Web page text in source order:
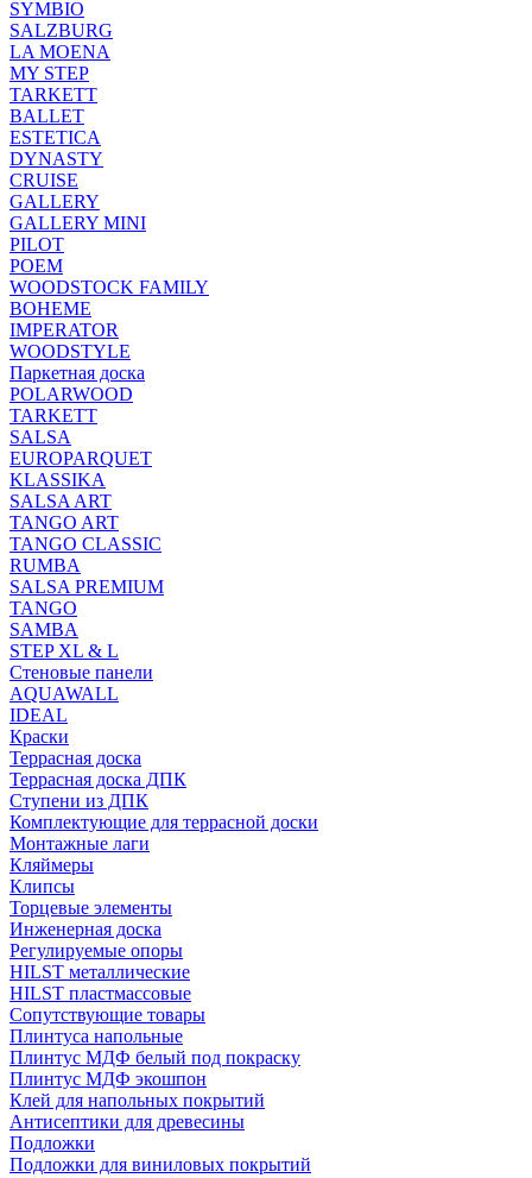
SYMBIO
SALZBURG
LA MOENA
MY STEP
TARKETT
BALLET
ESTETICA
DYNASTY
CRUISE
GALLERY
GALLERY MINI
PILOT
POEM
WOODSTOCK FAMILY
BOHEME
IMPERATOR
WOODSTYLE
Паркетная доска
POLARWOOD
TARKETT
SALSA
EUROPARQUET
KLASSIKA
SALSA ART
TANGO ART
TANGO CLASSIC
RUMBA
SALSA PREMIUM
TANGO
SAMBA
STEP XL & L
Стеновые панели
AQUAWALL
IDEAL
Краски
Террасная доска
Террасная доска ДПК
Ступени из ДПК
Комплектующие для террасной доски
Монтажные лаги
Кляймеры
Клипсы
Торцевые элементы
Инженерная доска
Регулируемые опоры
HILST металлические
HILST пластмассовые
Сопутствующие товары
Плинтуса напольные
Плинтус МДФ белый под покраску
Плинтус МДФ экошпон
Клей для напольных покрытий
Антисептики для древесины
Подложки
Подложки для виниловых покрытий